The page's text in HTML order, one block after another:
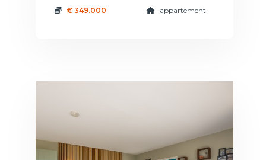
€ 349.000 appartement